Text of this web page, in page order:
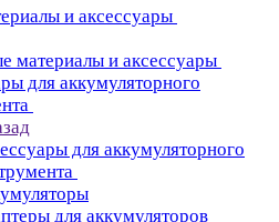
и аксессуары
материалы и аксессуары
для аккумуляторного
для аккумуляторного
для аккумуляторов